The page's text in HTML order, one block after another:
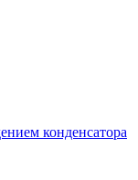
конденсатора